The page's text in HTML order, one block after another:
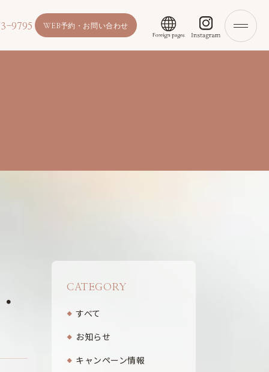
9795 WEB予約・お問い合わせ
CATEGORY
すべて
お知らせ
キャンペーン情報